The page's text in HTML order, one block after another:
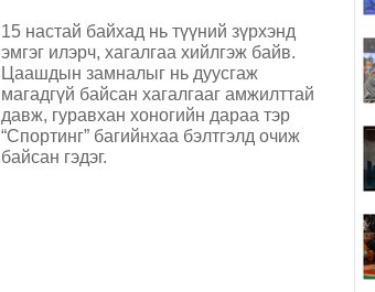
15 настай байхад нь түүний зүрхэнд
эмгэг илэрч, хагалгаа хийлгэж байв.
Цаашдын замналыг нь дуусгаж
магадгүй байсан хагалгааг амжилттай
давж, гуравхан хоногийн дараа тэр
“Спортинг” багийнхаа бэлтгэлд очиж
байсан гэдэг.